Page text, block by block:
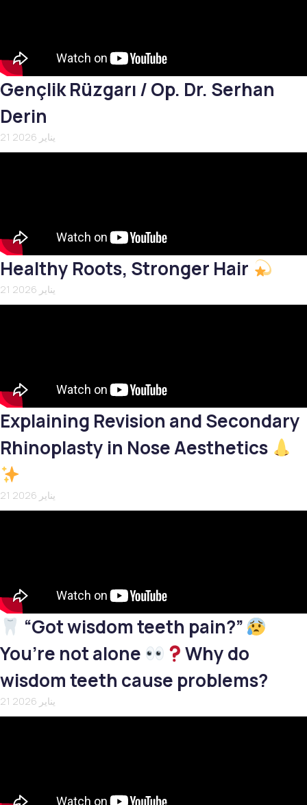
Gençlik Rüzgarı / Op. Dr. Serhan
Derin
21 يناير 2026
Healthy Roots, Stronger Hair
21 يناير 2026
Explaining Revision and Secondary
Rhinoplasty in Nose Aesthetics
21 يناير 2026
“Got wisdom teeth pain?”
You’re not alone
Why do
wisdom teeth cause problems?
21 يناير 2026